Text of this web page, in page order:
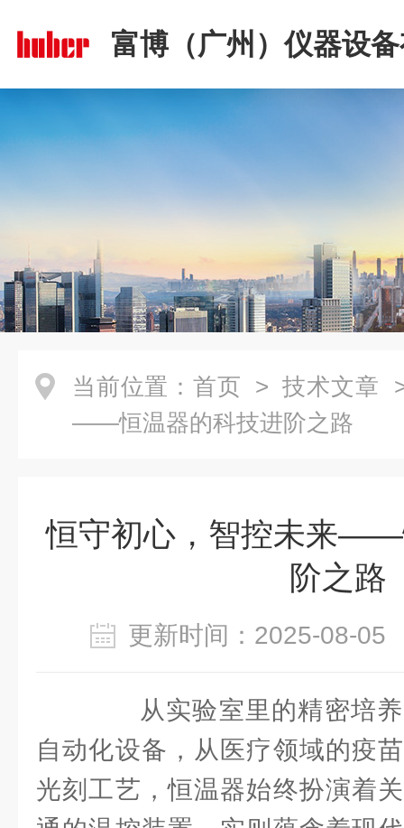
富博（广州）仪器设
司
当前位置： 首页 > 技术文章
——恒温器的科技进阶之路
恒守初心，智控未来——
阶之路
更新时间：2025-08-
从实验室里的精密培养
自动化设备，从医疗领域的疫
光刻工艺，恒温器始终扮演着